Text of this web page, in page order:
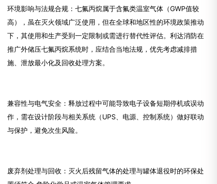
环境影响与法规合规：七氟丙烷属于含氟类温室气体（GWP值较
高），虽在灭火领域广泛使用，但在全球和地区性的环境政策推动
下，其使用和生产受到一定限制或需进行替代性评估。利达消防在
推广外储压七氟丙烷系统时，应结合当地法规，优先考虑减排措
施、泄放最小化及回收处理方案。
兼容性与电气安全：释放过程中可能导致电子设备短期停机或误动
作，需在设计阶段与相关系统（UPS、电源、控制系统）做好联动
与保护，避免次生风险。
废弃剂处理与回收：灭火后残留气体的处理与罐体退役时的环保处